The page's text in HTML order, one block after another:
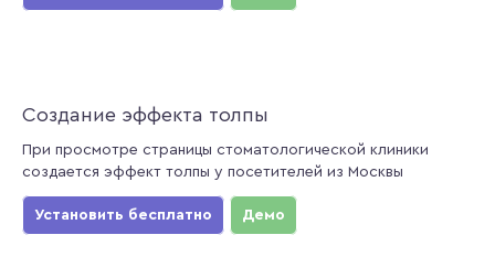
Создание эффекта толпы
При просмотре страницы стоматологической клиники
создается эффект толпы у посетителей из Москвы
Установить бесплатно Демо